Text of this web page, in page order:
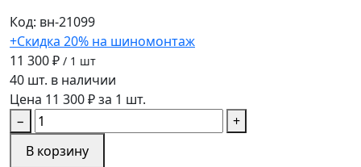
Код: вн-21099
+Скидка 20% на шиномонтаж
11 300 ₽ / 1 шт
40 шт. в наличии
Цена 11 300 ₽ за 1 шт.
−
+
В корзину